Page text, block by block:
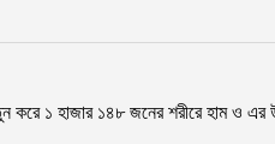
১ হাজার ১৪৮ জনের শরীরে হাম ও এর